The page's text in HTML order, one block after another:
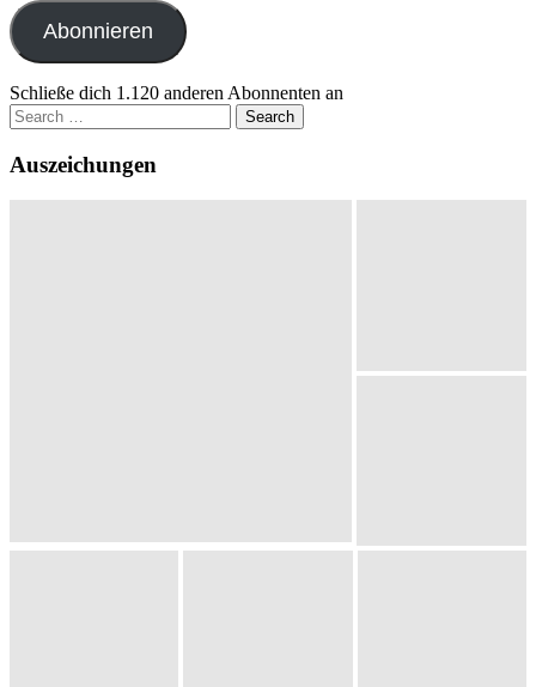
Adresse
Abonnieren
Schließe dich 1.120 anderen Abonnenten an
Search
for:
Auszeichungen